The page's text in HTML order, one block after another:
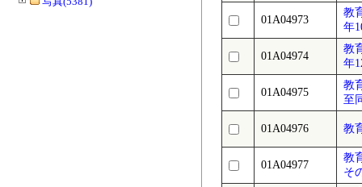
01A04973
教
年
01A04974
教
年
01A04975
教
至
01A04976 教
01A04977
教
そ